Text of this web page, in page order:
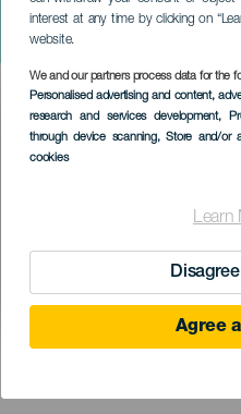
interest at any time by clicking on
website.
We and our partners process data for the
Personalised advertising and content,
research and services development,
through device scanning, Store and/or
cookies
Learn
Agree
Pocta třem
GRAN CANARIA
Imagen
Listado